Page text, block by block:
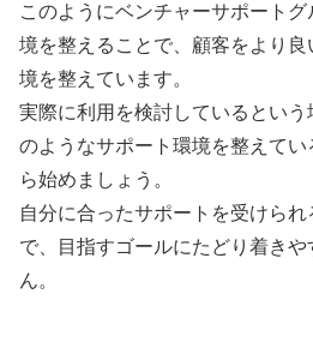
このようにベンチャーサポート
境を整えることで、顧客をより
境を整えています。
実際に利用を検討しているとい
のようなサポート環境を整えて
ら始めましょう。
自分に合ったサポートを受けら
で、目指すゴールにたどり着き
ん。